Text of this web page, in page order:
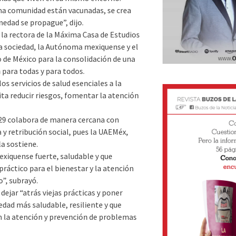
comunidad están vacunadas, se crea
se propague”, dijo.
rectora de la Máxima Casa de Estudios
la Autónoma mexiquense y el
México para la consolidación de una
todas y para todos.
servicios de salud esenciales a la
reducir riesgos, fomentar la atención
colabora de manera cercana con
retribución social, pues la UAEMéx,
sostiene.
fuerte, saludable y que
para el bienestar y la atención
subrayó.
“atrás viejas prácticas y poner
más saludable, resiliente y que
atención y prevención de problemas